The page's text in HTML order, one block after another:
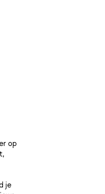
op
je